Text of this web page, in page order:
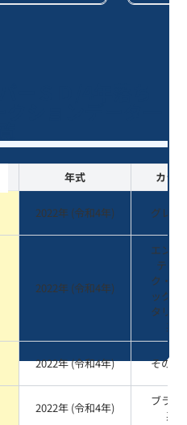
年式 カラー
2022年 (令和4年) グレー
2022年 (令和4年)
エング
ティッ
ク・ブ
ック・
タリッ
系
2022年 (令和4年) その他
2022年 (令和4年)
ブラッ
系